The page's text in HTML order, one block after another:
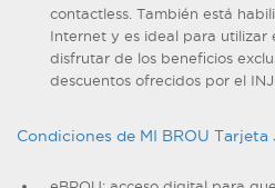
contactless. También está
Internet y es ideal para utilizar
disfrutar de los beneficios
descuentos ofrecidos por el
Condiciones de MI BROU Tarjeta